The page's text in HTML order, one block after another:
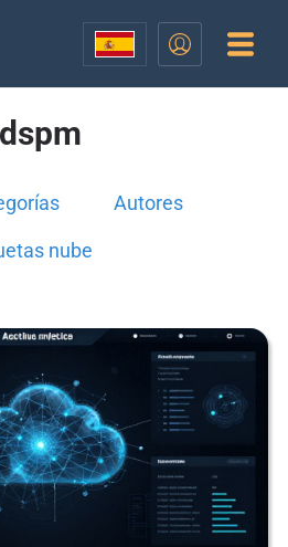
dspm
Autores
nube